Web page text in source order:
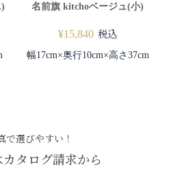
名前旗 kitchoベージュ(小)
¥15,840 税込
幅17cm×奥行10cm×高さ37cm
で選びやすい！
タログ請求から